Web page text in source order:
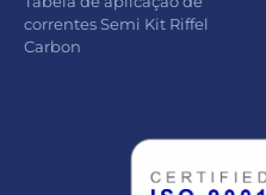
correntes Semi Kit Riffel
Carbon